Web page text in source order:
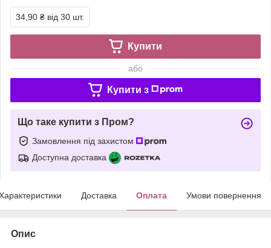
34,90 ₴ від 30 шт.
Купити
або
Купити з
Що таке купити з Пром?
Замовлення під захистом
Доступна доставка
Доставка Оплата Умови повернення
Опис